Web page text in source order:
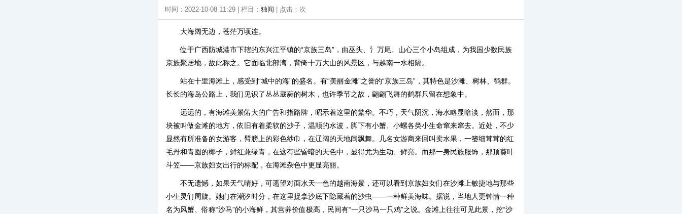
时间：2022-10-08 11:29 | 栏目： 独闻 | 点击： 次
大海阔无边，苍茫万顷连。
位于广西防城港市下辖的东兴江平镇的“京族三岛”，由巫头、氵万尾、山心三个小岛组成，为我国少数民族
京族聚居地，故此称之。它面临北部湾，背倚十万大山的风景区，与越南一水相隔。
站在十里海滩上，感受到“城中的海”的盛名。有“美丽金滩”之誉的“京族三岛”，其特色是沙滩、树林、鹤群。
长长的海岛公路上，我们见识了丛丛葳蕤的树木，也许季节之故，翩翩飞舞的鹤群只留在想象中。
远远的，有海滩美景偌大的广告和指路牌，昭示着这里的繁华。不巧，天气阴沉，海水略显暗淡，然而，那
块被叫做金滩的地方，依旧有着柔软的沙子，温顺的水波，脚下有小蟹、小螺各类小生命窜来窜去。近处，不少
显然有所准备的女游客，臂膀上的彩色纱巾，在辽阔的天地间飘舞。几名女游商来回叫卖水果，一篓细茸茸的红
毛丹和青圆的椰子，鲜红兼绿青，在这有些昏暗的天色中，显得尤为生动、鲜亮。而那一身民族服饰，那顶葵叶
斗笠——京族妇女出行的标配，在海滩杂色中更显亮丽。
不无遗憾，如果天气晴好，可遥望对面水天一色的越南海景，还可以看到京族妇女们在沙滩上敏捷地与那些
小生灵们周旋。她们在潮汐时分，在这里捉拿沙底下隐藏着的沙虫——一种鲜美海味。据说，当地人更钟情一种
名为风蟹、俗称“沙马”的小海鲜，其营养价值极高，民间有“一只沙马一只鸡”之说。金滩上往往可见此景，挖“沙